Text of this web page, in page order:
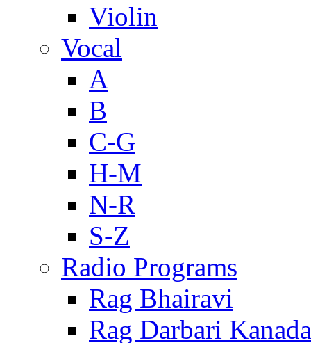
Violin
Vocal
A
B
C-G
H-M
N-R
S-Z
Radio Programs
Rag Bhairavi
Rag Darbari Kanada